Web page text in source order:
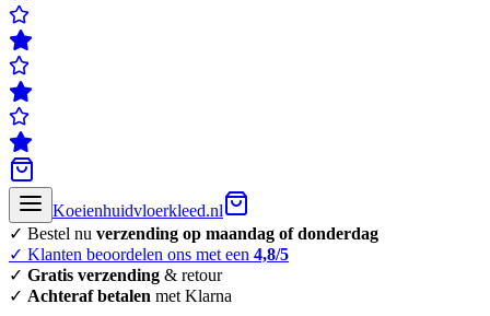
Koeienhuidvloerkleed.nl
✓ Bestel nu verzending op maandag of donderdag
✓ Klanten beoordelen ons met een 4,8/5
✓ Gratis verzending & retour
✓ Achteraf betalen met Klarna